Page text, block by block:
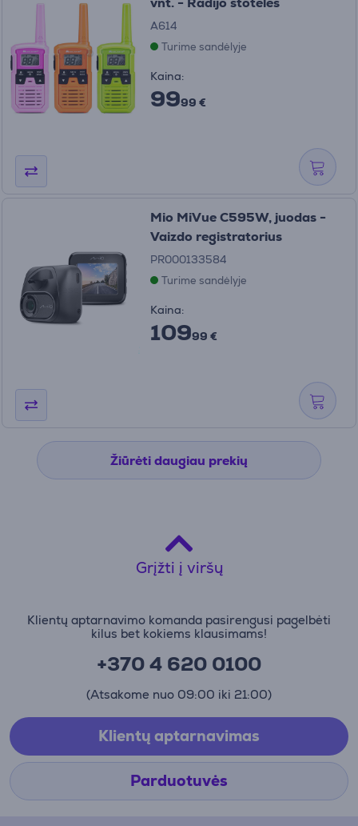
A614
Turime sandėlyje
Kaina:
9999 €
Mio MiVue C595W, juodas -
Vaizdo registratorius
PR000133584
Turime sandėlyje
Kaina:
10999 €
Žiūrėti daugiau prekių
Grįžti į viršų
Klientų aptarnavimo komanda pasirengusi pagelbėti
kilus bet kokiems klausimams!
+370 4 620 0100
(Atsakome nuo 09:00 iki 21:00)
Klientų aptarnavimas
Parduotuvės